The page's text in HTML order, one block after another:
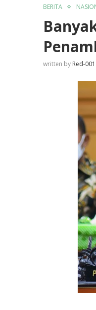
BERITA
written by Red-001